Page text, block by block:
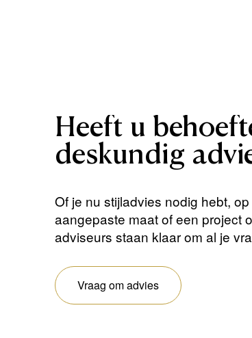
Heeft u
deskundig
Of je nu stijladvies nodig hebt,
aangepaste maat of een project
adviseurs staan ​​klaar om al je
Vraag om advies